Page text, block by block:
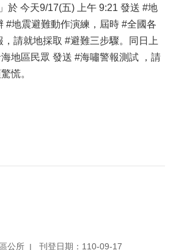
於 今天9/17(五) 上午 9:21 發送 #地
#地震避難動作演練，屆時 #全國各
請就地採取 #避難三步驟。同日上
地區民眾 發送 #海嘯警報測試 ，請
慌。
公所
刊登日期：110-09-17